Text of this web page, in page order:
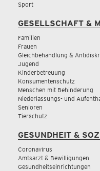
Sport
GESELLSCHAFT &
Familien
Frauen
Gleichbehandlung &
Jugend
Kinderbetreuung
Konsumentenschutz
Menschen mit Behinderung
Niederlassungs- und
Senioren
Tierschutz
GESUNDHEIT &
Coronavirus
Amtsarzt & Bewilligungen
Gesundheitseinrichtungen